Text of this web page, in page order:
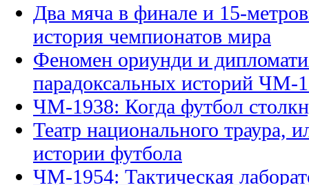
Два мяча в финале и 15-
история чемпионатов мира
Феномен ориунди и
парадоксальных историй ЧМ-
ЧМ-1938: Когда футбол
Театр национального траура,
истории футбола
ЧМ-1954: Тактическая